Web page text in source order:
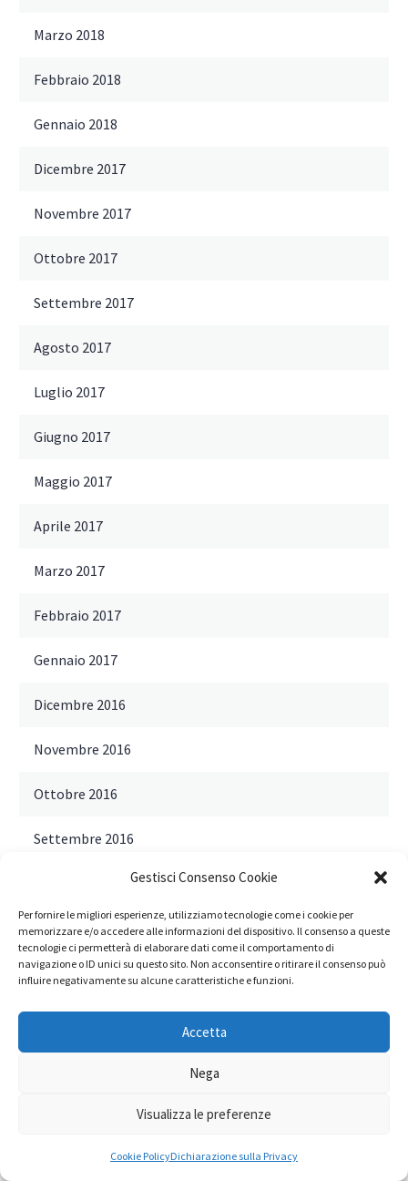
Gestisci Consenso Cookie
Per fornire le migliori esperienze, utilizziamo tecnologie come i cookie per
memorizzare e/o accedere alle informazioni del dispositivo. Il consenso a queste
tecnologie ci permetterà di elaborare dati come il comportamento di
navigazione o ID unici su questo sito. Non acconsentire o ritirare il consenso può
influire negativamente su alcune caratteristiche e funzioni.
Accetta
Nega
Visualizza le preferenze
Cookie PolicyDichiarazione sulla Privacy
Marzo 2018
Febbraio 2018
Gennaio 2018
Dicembre 2017
Novembre 2017
Ottobre 2017
Settembre 2017
Agosto 2017
Luglio 2017
Giugno 2017
Maggio 2017
Aprile 2017
Marzo 2017
Febbraio 2017
Gennaio 2017
Dicembre 2016
Novembre 2016
Ottobre 2016
Settembre 2016
Luglio 2016
Giugno 2016
Maggio 2016
Febbraio 2016